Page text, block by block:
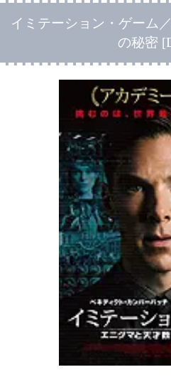
イミテーション・ゲーム
の秘密